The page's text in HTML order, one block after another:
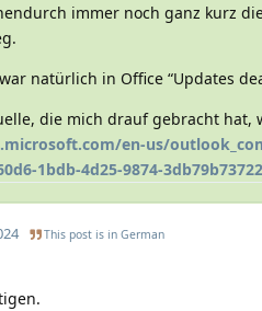
immer noch ganz kurz
natürlich in Office “Updates
die mich drauf gebracht hat,
en-us/
1bdb-4d25-9874-
This post is in German